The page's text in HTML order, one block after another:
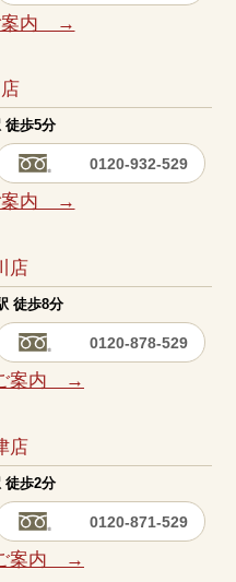
案内 →
徒歩5分
0120-932-529
案内 →
店
徒歩8分
0120-878-529
案内 →
店
徒歩2分
0120-871-529
案内 →